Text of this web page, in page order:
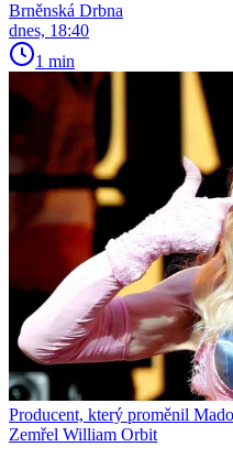
Brněnská Drbna
dnes, 18:40
1 min
Producent, který proměnil
Zemřel William Orbit